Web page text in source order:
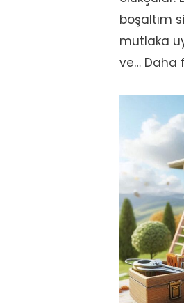
boşaltım
mutlaka
ve… Daha